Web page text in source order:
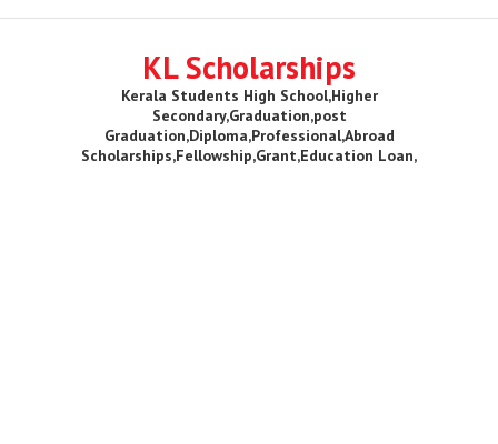
KL Scholarships
Kerala Students High School,Higher
Secondary,Graduation,post
Graduation,Diploma,Professional,Abroad
Scholarships,Fellowship,Grant,Education Loan,